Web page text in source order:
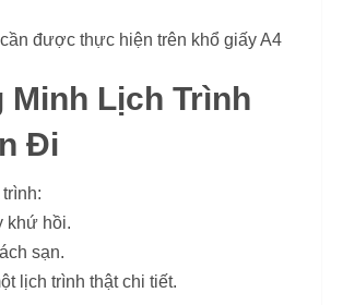
được thực hiện trên khổ giấy A4
Minh Lịch Trình
Đi
khứ hồi.
sạn.
lịch trình thật chi tiết.